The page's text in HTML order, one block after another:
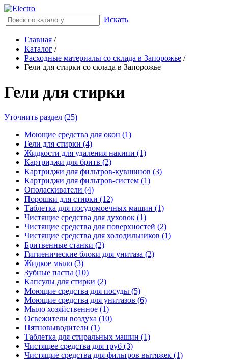
Искать
Главная /
Каталог /
Расходные материалы со склада в Запорожье /
Гели для стирки со склада в Запорожье
Гели для стирки
Уточнить раздел (25)
Моющие средства для окон (1)
Гели для стирки (4)
Жидкости для удаления накипи (1)
Картриджи для бритв (2)
Картриджи для фильтров-кувшинов (3)
Картриджи для фильтров-систем (1)
Ополаскиватели (4)
Порошки для стирки (12)
Таблетка для посудомоечных машин (1)
Чистящие средства для духовок (1)
Чистящие средства для поверхностей (2)
Чистящие средства для холодильников (1)
Бритвенные станки (2)
Гигиенические блоки для унитаза (2)
Жидкое мыло (3)
Зубные пасты (10)
Капсулы для стирки (2)
Моющие средства для посуды (5)
Моющие средства для унитазов (6)
Мыло хозяйственное (1)
Освежители воздуха (10)
Пятновыводители (1)
Таблетка для стиральных машин (1)
Чистящее средства для труб (3)
Чистящие средства для фильтров вытяжек (1)